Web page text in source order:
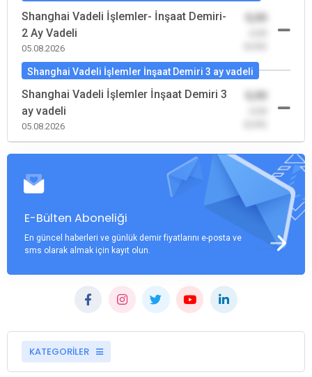
Shanghai Vadeli İşlemler- İnşaat Demiri-
2 Ay Vadeli
05.08.2026
Shanghai Vadeli İşlemler İnşaat Demiri 3 ay vadeli
Shanghai Vadeli İşlemler İnşaat Demiri 3
ay vadeli
05.08.2026
E-Bülten Aboneliği
En güncel haberleri ve günlük demir fiyatlarını e-posta ve
sms olarak almak için kayıt olun.
KATEGORİLER